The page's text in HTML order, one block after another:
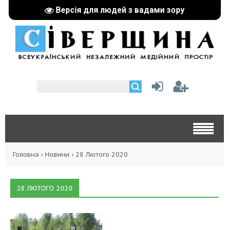
Версія для людей з вадами зору
Головна › Новини › 28 Лютого 2020
28 ЛЮТОГО 2020